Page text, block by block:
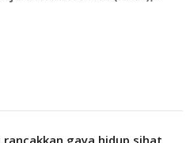
gaya hidup sihat
Pahang Al-Sultan Abdullah